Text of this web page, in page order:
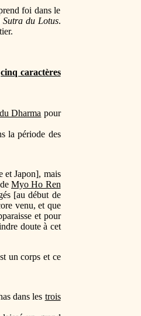
foi dans le
Sutra du Lotus.
cinq caractères
Dharma pour
la période des
et Japon], mais
Myo Ho Ren
[au début de
venu, et que
et pour
doute à cet
un corps et ce
dans les trois